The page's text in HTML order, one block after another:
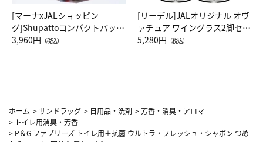
[マーナxJALショッピン
グ]Shupattoコンパクトバッグ
Drop JAL客室乗務員（LC）ス
3,960円 （税込）
[リーデル]JALオリジナル オヴ
ァチュア ワイングラス2脚セッ
ト（レッドワイン）
5,280円 （税込）
ホーム >サンドラッグ > 日用品・洗剤 >芳香・消臭・アロマ
> トイレ用消臭・芳香
> P＆G ファブリーズ トイレ用＋抗菌 ウルトラ・フレッシュ・シャボン つめ